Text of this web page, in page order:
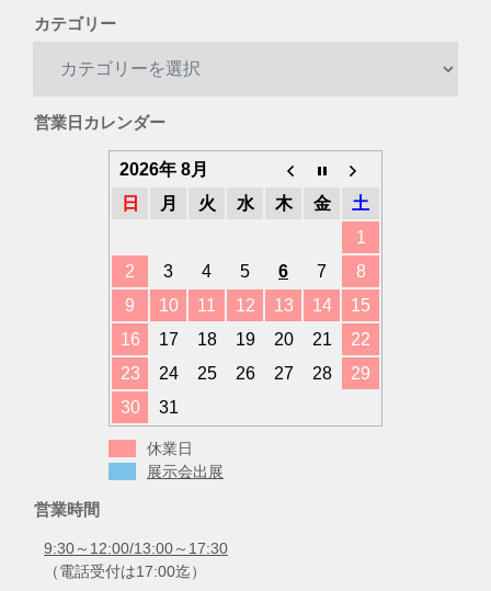
カテゴリー
リ
営業日カレンダー
2026年 8月
日
月 火 水 木 金
土
1
2
3 4 5 6 7
8
9
10 11 12 13 14
15
16
17 18 19 20 21
22
23
24 25 26 27 28
29
30
31
休業日
展示会出展
営業時間
9:30～12:00/13:00～17:30
（電話受付は17:00迄）